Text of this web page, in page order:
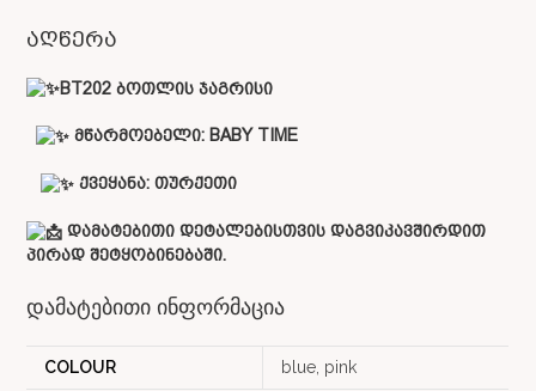
აღწერა
BT202 ბოთლის ჯაგრისი
მწარმოებელი: BABY TIME
ქვეყანა: თურქეთი
დამატებითი დეტალებისთვის დაგვიკავშირდით
პირად შეტყობინებაში.
დამატებითი ინფორმაცია
COLOUR blue, pink